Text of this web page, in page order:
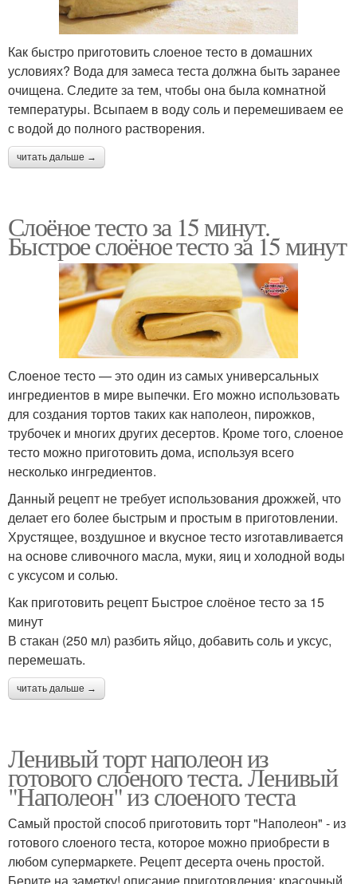
Как быстро приготовить слоеное тесто в домашних
условиях? Вода для замеса теста должна быть заранее
очищена. Следите за тем, чтобы она была комнатной
температуры. Всыпаем в воду соль и перемешиваем ее
с водой до полного растворения.
читать дальше →
Слоёное тесто за 15 минут.
Быстрое слоёное тесто за 15 минут
Слоеное тесто — это один из самых универсальных
ингредиентов в мире выпечки. Его можно использовать
для создания тортов таких как наполеон, пирожков,
трубочек и многих других десертов. Кроме того, слоеное
тесто можно приготовить дома, используя всего
несколько ингредиентов.
Данный рецепт не требует использования дрожжей, что
делает его более быстрым и простым в приготовлении.
Хрустящее, воздушное и вкусное тесто изготавливается
на основе сливочного масла, муки, яиц и холодной воды
с уксусом и солью.
Как приготовить рецепт Быстрое слоёное тесто за 15
минут
В стакан (250 мл) разбить яйцо, добавить соль и уксус,
перемешать.
читать дальше →
Ленивый торт наполеон из
готового слоеного теста. Ленивый
"Наполеон" из слоеного теста
Самый простой способ приготовить торт "Наполеон" - из
готового слоеного теста, которое можно приобрести в
любом супермаркете. Рецепт десерта очень простой.